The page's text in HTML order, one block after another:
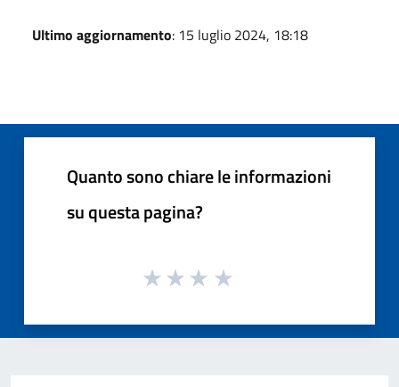
Ultimo aggiornamento: 15 luglio 2024, 18:18
Quanto sono chiare le informazioni
su questa pagina?